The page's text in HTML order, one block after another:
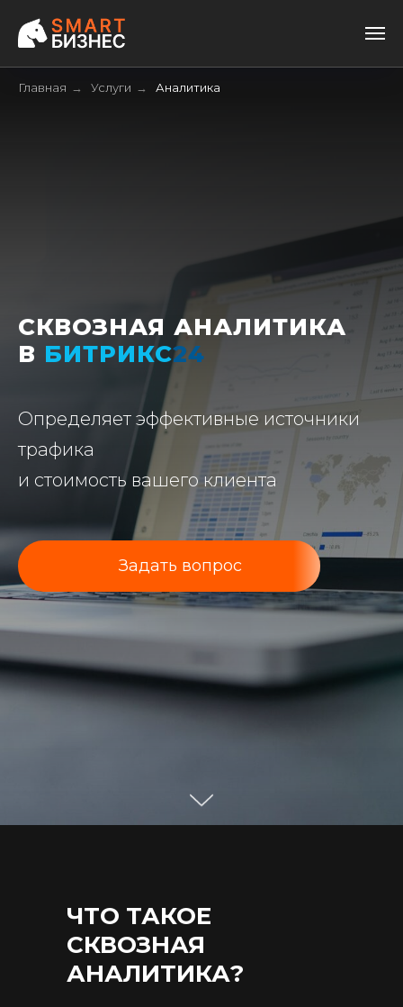
Главная → Услуги → Аналитика
СКВОЗНАЯ АНАЛИТИКА
В БИТРИКС24
Определяет эффективные источники
трафика
и стоимость вашего клиента
Задать вопрос
ЧТО ТАКОЕ
СКВОЗНАЯ
АНАЛИТИКА?